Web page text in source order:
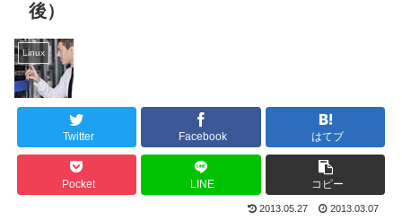
後）
Linux
Twitter Facebook はてブ
Pocket LINE コピー
2013.05.27 2013.03.07